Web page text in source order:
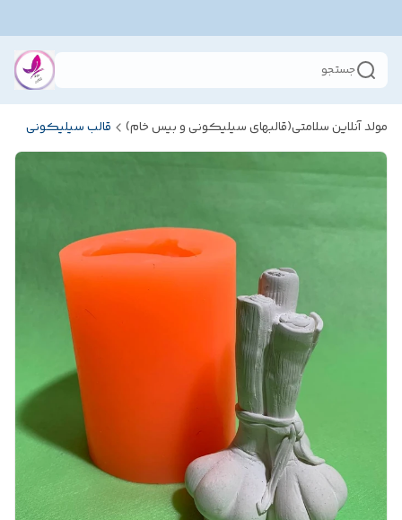
جستجو
مولد آنلاین سلامتی(قالبهای سیلیکونی و بیس خام) قالب سیلیکونی